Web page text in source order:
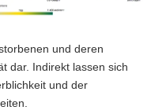
und deren
dar. Indirekt lassen sich
und der